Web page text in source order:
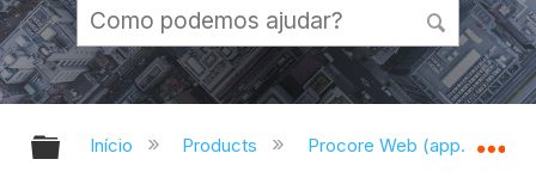
Expandir/recolher hierarquia
Início Products Procore Web